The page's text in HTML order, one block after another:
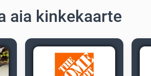
aia kinkekaarte